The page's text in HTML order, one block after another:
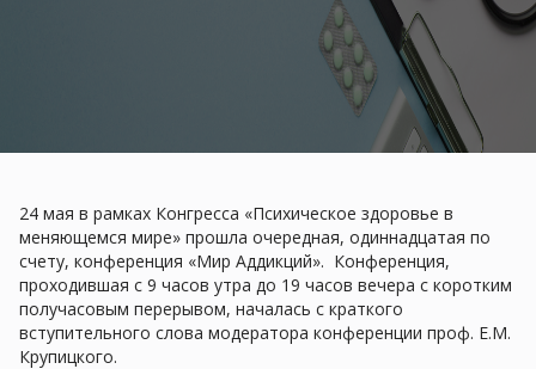
24 мая в рамках Конгресса «Психическое здоровье в
меняющемся мире» прошла очередная, одиннадцатая по
счету, конференция «Мир Аддикций». Конференция,
проходившая с 9 часов утра до 19 часов вечера с коротким
получасовым перерывом, началась с краткого
вступительного слова модератора конференции проф. Е.М.
Крупицкого.